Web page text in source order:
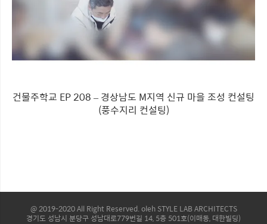
건물주학교 EP 208 – 경상남도 M지역 신규 마을 조성 컨설팅
(풍수지리 컨설팅)
@ 2019-2020 All Right Reserved. oleh STYLE LAB ARCHITECTS
경기도 성남시 분당구 성남대로779번길 14, 5층 501호(이매동, 대한빌딩)